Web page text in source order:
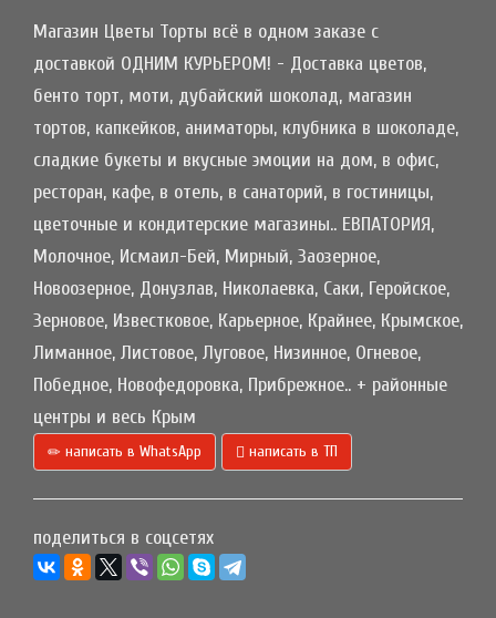
Магазин Цветы Торты всё в одном заказе с
доставкой ОДНИМ КУРЬЕРОМ! - Доставка цветов,
бенто торт, моти, дубайский шоколад, магазин
тортов, капкейков, аниматоры, клубника в шоколаде,
сладкие букеты и вкусные эмоции на дом, в офис,
ресторан, кафе, в отель, в санаторий, в гостиницы,
цветочные и кондитерские магазины.. ЕВПАТОРИЯ,
Молочное, Исмаил-Бей, Мирный, Заозерное,
Новоозерное, Донузлав, Николаевка, Саки, Геройское,
Зерновое, Известковое, Карьерное, Крайнее, Крымское,
Лиманное, Листовое, Луговое, Низинное, Огневое,
Победное, Новофедоровка, Прибрежное.. + районные
центры и весь Крым
написать в WhatsApp написать в ТП
поделиться в соцсетях